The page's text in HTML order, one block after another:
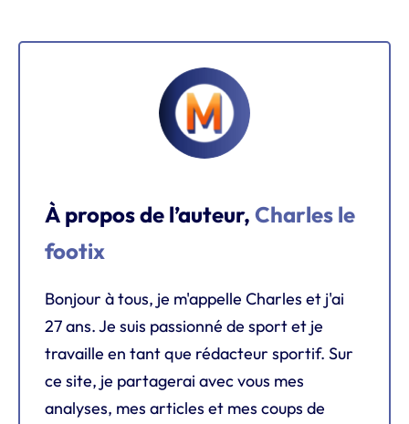
À propos de l’auteur, Charles le
footix
Bonjour à tous, je m'appelle Charles et j'ai
27 ans. Je suis passionné de sport et je
travaille en tant que rédacteur sportif. Sur
ce site, je partagerai avec vous mes
analyses, mes articles et mes coups de